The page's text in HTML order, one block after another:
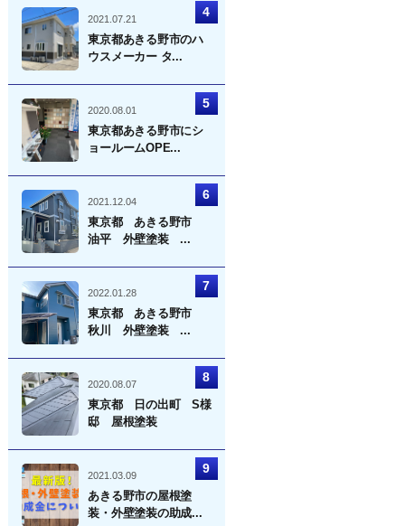
2021.07.21
東京都あきる野市のハ
ウスメーカー タ...
2020.08.01
東京都あきる野市にシ
ョールームOPE...
2021.12.04
東京都 あきる野市
油平 外壁塗装 ...
2022.01.28
東京都 あきる野市
秋川 外壁塗装 ...
2020.08.07
東京都 日の出町 S様
邸 屋根塗装
2021.03.09
あきる野市の屋根塗
装・外壁塗装の助成...